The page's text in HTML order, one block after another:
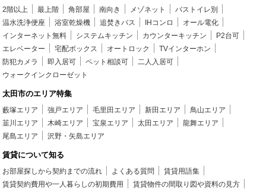
2階以上 最上階 角部屋 南向き メゾネット
バストイレ別
温水洗浄便座
浴室乾燥機 追焚きバス IHコンロ
オール電化
インターネット無料
システムキッチン カウンターキッチン
P2台可
エレベーター
宅配ボックス オートロック
TVインターホン
防犯カメラ
即入居可 ペット相談可
二人入居可
ウォークインクローゼット
太田市のエリア特集
藪塚エリア 強戸エリア 毛里田エリア 新田エリア
鳥山エリア
韮川エリア
木崎エリア 宝泉エリア 太田エリア
龍舞エリア
尾島エリア
沢野・矢島エリア
賃貸について知る
お部屋探しから契約までの流れ よくある質問
賃貸用語集
賃貸契約費用や一人暮らしの初期費用
賃貸物件の間取り図や資料の見方